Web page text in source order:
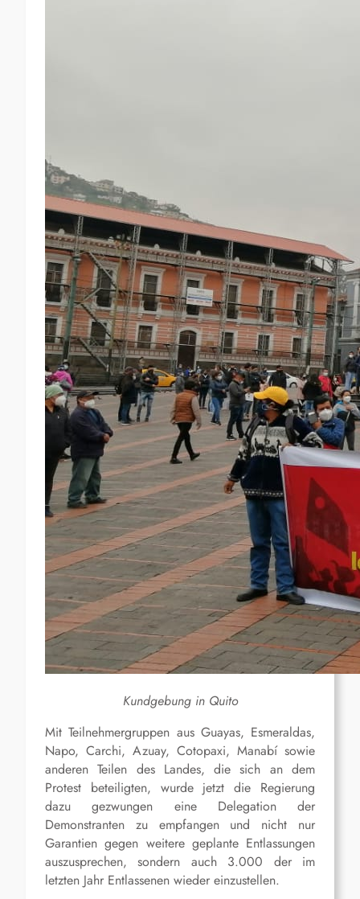
Kundgebung in Quito
Mit Teilnehmergruppen aus Guayas, Esmeraldas,
Napo, Carchi, Azuay, Cotopaxi, Manabí sowie
anderen Teilen des Landes, die sich an dem
Protest beteiligten, wurde jetzt die Regierung
dazu gezwungen eine Delegation der
Demonstranten zu empfangen und nicht nur
Garantien gegen weitere geplante Entlassungen
auszusprechen, sondern auch 3.000 der im
letzten Jahr Entlassenen wieder einzustellen.